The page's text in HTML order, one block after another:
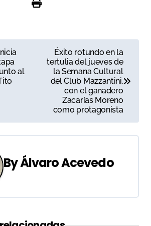
al
Éxito rotundo en la
tertulia del jueves de
la Semana Cultural
del Club Mazzantini,
con el ganadero
Zacarías Moreno
como protagonista
ByÁlvaro Acevedo